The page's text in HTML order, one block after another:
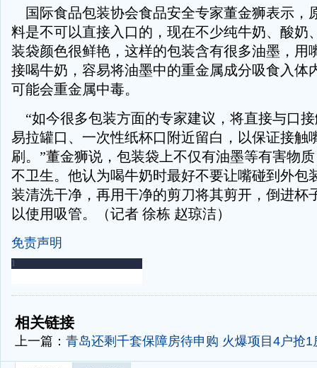
国际食品包装协会食品安全专家董金狮表示，
料是不可以直接入口的，现在不少纯牛奶、酸奶
装袋颜色很鲜艳，这样的包装含有很多油墨，用
接喝牛奶，容易将油墨中的重金属成分吸食入体
可能会重金属中毒。
“如今很多包装方面的专家建议，将直接与口
易拉罐口、一次性纸杯口附近留白，以保证接触
刷。”董金狮说，包装袋上不仅有油墨等有害物
不卫生。他认为喝牛奶时最好不要让嘴碰到外包
装清洗干净，再用干净的剪刀将其剪开，倒进杯
以使用吸管。（记者 徐栋 赵琼洁）
免责声明
-
相关链接
上一篇： 青岛还剩千套保障房待申购 火爆项目4户抢1